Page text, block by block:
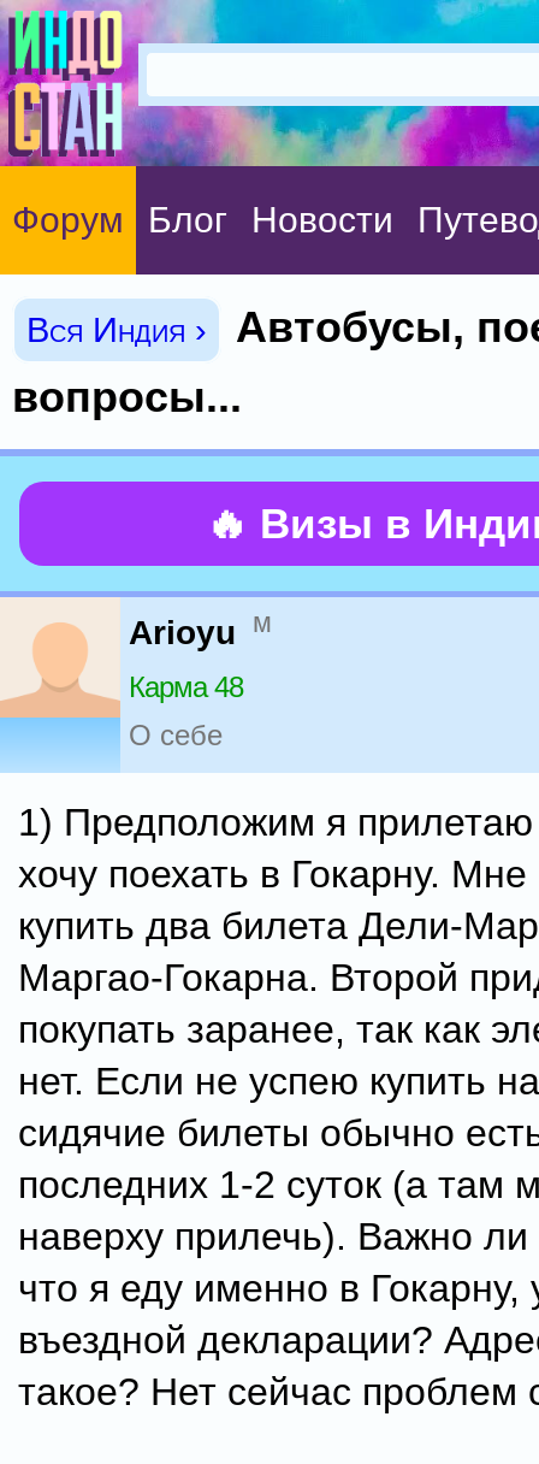
Форум Блог Новости
Вся Индия ›
Автобусы,
вопросы...
🔥 Визы в
Arioyu м
Карма 48
О себе
1) Предположим я
хочу поехать в Гокарну.
купить два билета Дели-
Маргао-Гокарна. Второй
покупать заранее, так как
нет. Если не успею купить
сидячие билеты обычно
последних 1-2 суток (а там
наверху прилечь). Важно ли
что я еду именно в Гокарну,
въездной декларации?
такое? Нет сейчас проблем